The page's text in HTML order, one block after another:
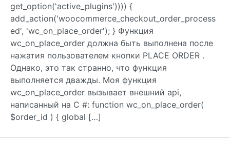
get_option('active_plugins')))) {
add_action('woocommerce_checkout_order_process
ed', 'wc_on_place_order'); } Функция
wc_on_place_order должна быть выполнена после
нажатия пользователем кнопки PLACE ORDER .
Однако, это так странно, что функция
выполняется дважды. Моя функция
wc_on_place_order вызывает внешний api,
написанный на C #: function wc_on_place_order(
$order_id ) { global […]